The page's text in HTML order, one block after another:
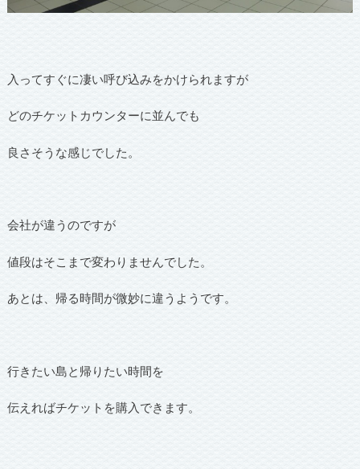
入ってすぐに凄い呼び込みをかけられますが
どのチケットカウンターに並んでも
良さそうな感じでした。
会社が違うのですが
値段はそこまで変わりませんでした。
あとは、帰る時間が微妙に違うようです。
行きたい島と帰りたい時間を
伝えればチケットを購入できます。